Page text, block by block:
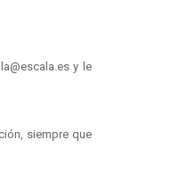
y le
siempre que